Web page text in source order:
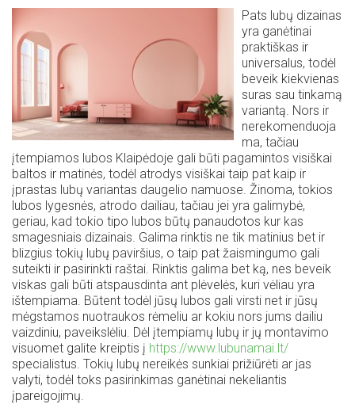
Pats lubų dizainas
yra ganėtinai
praktiškas ir
universalus, todėl
beveik kiekvienas
suras sau tinkamą
variantą. Nors ir
nerekomenduoja
ma, tačiau
įtempiamos lubos Klaipėdoje gali būti pagamintos visiškai
baltos ir matinės, todėl atrodys visiškai taip pat kaip ir
įprastas lubų variantas daugelio namuose. Žinoma, tokios
lubos lygesnės, atrodo dailiau, tačiau jei yra galimybė,
geriau, kad tokio tipo lubos būtų panaudotos kur kas
smagesniais dizainais. Galima rinktis ne tik matinius bet ir
blizgius tokių lubų paviršius, o taip pat žaismingumo gali
suteikti ir pasirinkti raštai. Rinktis galima bet ką, nes beveik
viskas gali būti atspausdinta ant plėvelės, kuri vėliau yra
ištempiama. Būtent todėl jūsų lubos gali virsti net ir jūsų
mėgstamos nuotraukos rėmeliu ar kokiu nors jums dailiu
vaizdiniu, paveikslėliu. Dėl įtempiamų lubų ir jų montavimo
visuomet galite kreiptis į https://www.lubunamai.lt/
specialistus. Tokių lubų nereikės sunkiai prižiūrėti ar jas
valyti, todėl toks pasirinkimas ganėtinai nekeliantis
įpareigojimų.